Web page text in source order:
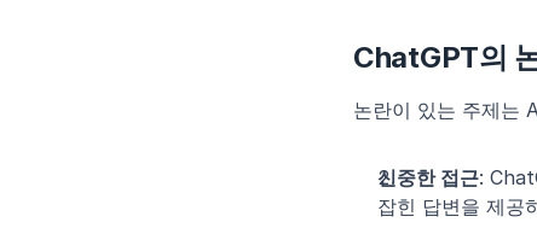
ChatGPT의
논란이 있는 주제는
신중한 접근:
잡힌 답변을 제공